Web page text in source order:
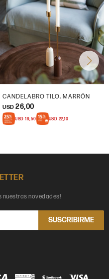
CANDELABRO TILO, MARRÓN
USD 26,00
USD 19,50 USD 22,10
nuestras novedades!
SUSCRIBIRME